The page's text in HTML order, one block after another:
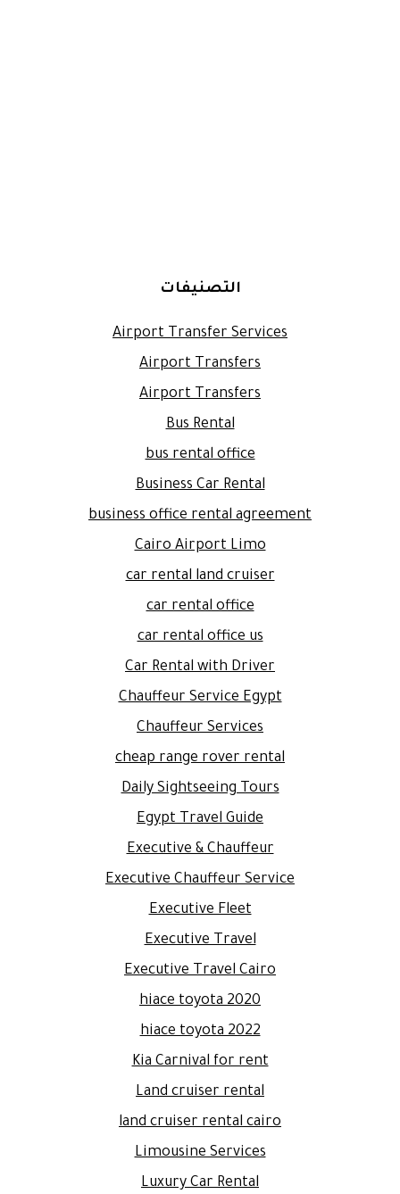
التصنيفات
Airport Transfer Services
Airport Transfers
Airport Transfers
Bus Rental
bus rental office
Business Car Rental
business office rental agreement
Cairo Airport Limo
car rental land cruiser
car rental office
car rental office us
Car Rental with Driver
Chauffeur Service Egypt
Chauffeur Services
cheap range rover rental
Daily Sightseeing Tours
Egypt Travel Guide
Executive & Chauffeur
Executive Chauffeur Service
Executive Fleet
Executive Travel
Executive Travel Cairo
hiace toyota 2020
hiace toyota 2022
Kia Carnival for rent
Land cruiser rental
land cruiser rental cairo
Limousine Services
Luxury Car Rental